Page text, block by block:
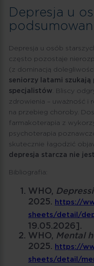
Depresja u
Depresja u osób
często pozostaje
(z dominacją
seniorzy latami szukają
specjalistów. Bliscy
zdrowienia – uważność i
na przebieg choroby.
farmakoterapia z
psychoterapia
skutecznie łagodzić
depresja starcza nie
Bibliografia:
WHO,
2025. https://
sheets/detail/
19.05.2026].
WHO, Mental
2025. https://
sheets/detail/